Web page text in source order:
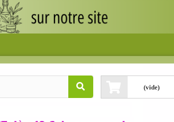
(vide)